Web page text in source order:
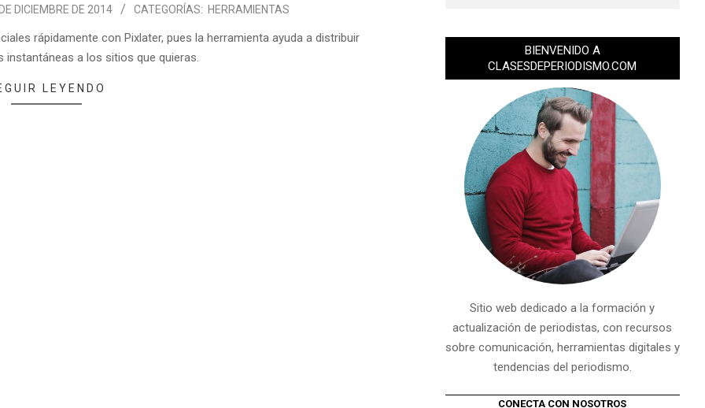
DICIEMBRE DE 2014 CATEGORÍAS: HERRAMIENTAS
rápidamente con Pixlater, pues la herramienta ayuda a distribuir
instantáneas a los sitios que quieras.
LEYENDO
BIENVENIDO A
CLASESDEPERIODISMO.COM
Sitio web dedicado a la formación y
actualización de periodistas, con recursos
sobre comunicación, herramientas digitales y
tendencias del periodismo.
CONECTA CON NOSOTROS